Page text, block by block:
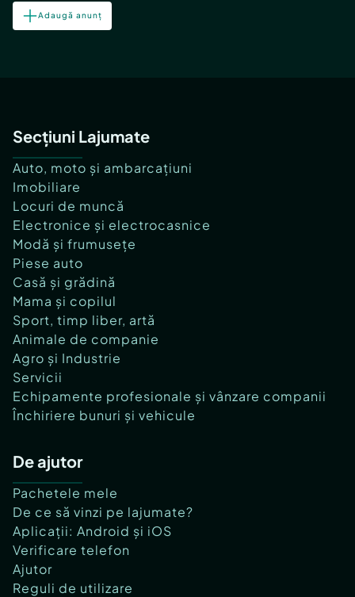
Adaugă anunț
Secțiuni Lajumate
Auto, moto și ambarcațiuni
Imobiliare
Locuri de muncă
Electronice și electrocasnice
Modă și frumusețe
Piese auto
Casă și grădină
Mama și copilul
Sport, timp liber, artă
Animale de companie
Agro și Industrie
Servicii
Echipamente profesionale și vânzare companii
Închiriere bunuri și vehicule
De ajutor
Pachetele mele
De ce să vinzi pe lajumate?
Aplicații: Android și iOS
Verificare telefon
Ajutor
Reguli de utilizare